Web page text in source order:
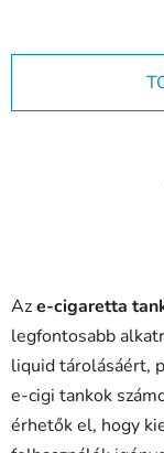
Aze-cigaretta
legfontosabb
liquid tárolásáért,
e-cigi tankok
érhetők el, hogy